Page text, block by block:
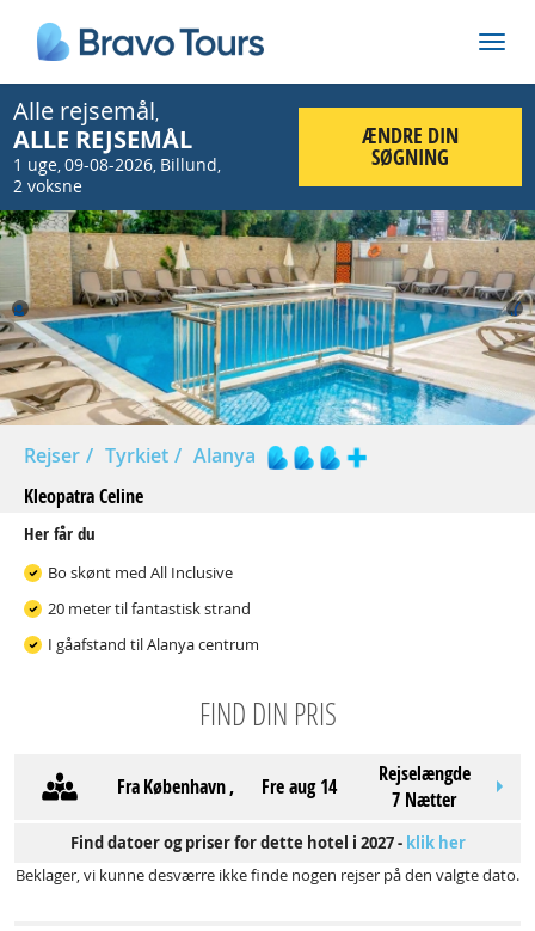
Alle rejsemål,
ALLE REJSEMÅL
1 uge,09-08-2026, Billund,
2 voksne
ÆNDRE DIN
SØGNING
Prev
Rejser Tyrkiet
Alanya
Kleopatra Celine
Her får du
Bo skønt med All Inclusive
20 meter til fantastisk strand
I gåafstand til Alanya centrum
FIND DIN PRIS
FraKøbenhavn, fre aug 14
Rejselængde
7 Nætter
Find datoer og priser for dette hotel i 2027 - klik her
Beklager, vi kunne desværre ikke finde nogen rejser på den valgte dato.